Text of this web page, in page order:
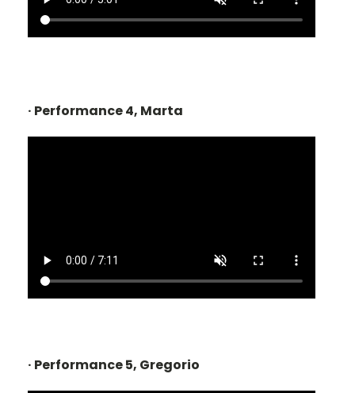
· Performance 4, Marta
· Performance 5, Gregorio